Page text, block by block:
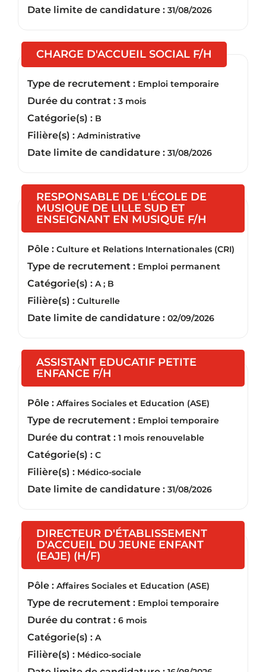
Date limite de candidature : 31/08/2026
CHARGE D'ACCUEIL SOCIAL F/H
Type de recrutement : Emploi temporaire
Durée du contrat : 3 mois
Catégorie(s) : B
Filière(s) : Administrative
Date limite de candidature : 31/08/2026
RESPONSABLE DE L'ÉCOLE DE
MUSIQUE DE LILLE SUD ET
ENSEIGNANT EN MUSIQUE F/H
Pôle : Culture et Relations Internationales (CRI)
Type de recrutement : Emploi permanent
Catégorie(s) : A ; B
Filière(s) : Culturelle
Date limite de candidature : 02/09/2026
ASSISTANT EDUCATIF PETITE
ENFANCE F/H
Pôle : Affaires Sociales et Education (ASE)
Type de recrutement : Emploi temporaire
Durée du contrat : 1 mois renouvelable
Catégorie(s) : C
Filière(s) : Médico-sociale
Date limite de candidature : 31/08/2026
DIRECTEUR D'ÉTABLISSEMENT
D'ACCUEIL DU JEUNE ENFANT
(EAJE) (H/F)
Pôle : Affaires Sociales et Education (ASE)
Type de recrutement : Emploi temporaire
Durée du contrat : 6 mois
Catégorie(s) : A
Filière(s) : Médico-sociale